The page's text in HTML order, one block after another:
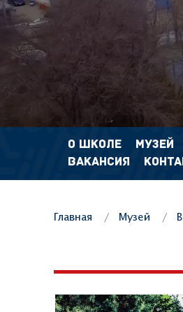
О ШКОЛЕ МУЗЕЙ
ВАКАНСИЯ
Главная Музей